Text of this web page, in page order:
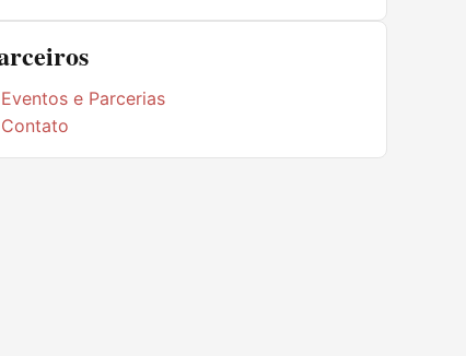
Eventos e Parcerias
Contato